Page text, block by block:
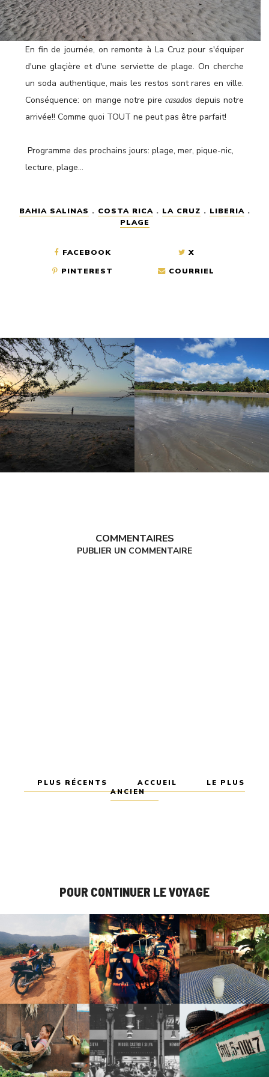
En fin de journée, on remonte à La Cruz pour s'équiper
d'une glaçière et d'une serviette de plage. On cherche
un soda authentique, mais les restos sont rares en ville.
Conséquence: on mange notre pirecasados depuis notre
arrivée!! Comme quoi TOUT ne peut pas être parfait!
Programme des prochains jours: plage, mer, pique-nic,
lecture, plage...
BAHIA SALINAS . COSTA RICA. LA CRUZ . LIBERIA.
PLAGE
FACEBOOK
X
PINTEREST
COURRIEL
COMMENTAIRES
PUBLIER UN COMMENTAIRE
PLUS RÉCENTS ACCUEIL
LE PLUS
ANCIEN
POUR CONTINUER LE VOYAGE